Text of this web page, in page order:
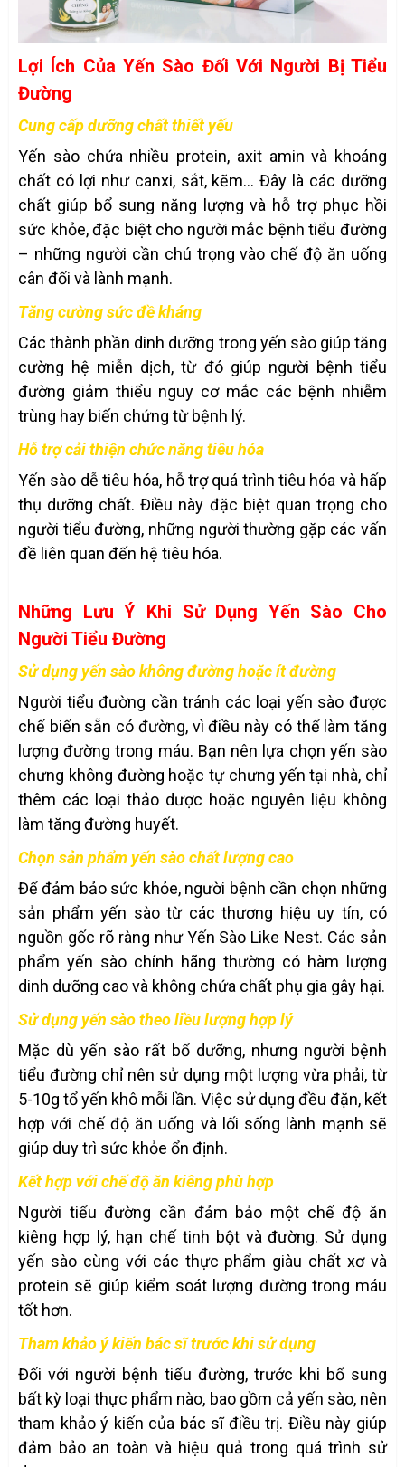
Lợi Ích Của Yến Sào Đối Với Người Bị Tiểu
Đường
Cung cấp dưỡng chất thiết yếu
Yến sào chứa nhiều protein, axit amin và khoáng
chất có lợi như canxi, sắt, kẽm... Đây là các dưỡng
chất giúp bổ sung năng lượng và hỗ trợ phục hồi
sức khỏe, đặc biệt cho người mắc bệnh tiểu đường
– những người cần chú trọng vào chế độ ăn uống
cân đối và lành mạnh.
Tăng cường sức đề kháng
Các thành phần dinh dưỡng trong yến sào giúp tăng
cường hệ miễn dịch, từ đó giúp người bệnh tiểu
đường giảm thiểu nguy cơ mắc các bệnh nhiễm
trùng hay biến chứng từ bệnh lý.
Hỗ trợ cải thiện chức năng tiêu hóa
Yến sào dễ tiêu hóa, hỗ trợ quá trình tiêu hóa và hấp
thụ dưỡng chất. Điều này đặc biệt quan trọng cho
người tiểu đường, những người thường gặp các vấn
đề liên quan đến hệ tiêu hóa.
Những Lưu Ý Khi Sử Dụng Yến Sào Cho
Người Tiểu Đường
Sử dụng yến sào không đường hoặc ít đường
Người tiểu đường cần tránh các loại yến sào được
chế biến sẵn có đường, vì điều này có thể làm tăng
lượng đường trong máu. Bạn nên lựa chọn yến sào
chưng không đường hoặc tự chưng yến tại nhà, chỉ
thêm các loại thảo dược hoặc nguyên liệu không
làm tăng đường huyết.
Chọn sản phẩm yến sào chất lượng cao
Để đảm bảo sức khỏe, người bệnh cần chọn những
sản phẩm yến sào từ các thương hiệu uy tín, có
nguồn gốc rõ ràng như Yến Sào Like Nest. Các sản
phẩm yến sào chính hãng thường có hàm lượng
dinh dưỡng cao và không chứa chất phụ gia gây hại.
Sử dụng yến sào theo liều lượng hợp lý
Mặc dù yến sào rất bổ dưỡng, nhưng người bệnh
tiểu đường chỉ nên sử dụng một lượng vừa phải, từ
5-10g tổ yến khô mỗi lần. Việc sử dụng đều đặn, kết
hợp với chế độ ăn uống và lối sống lành mạnh sẽ
giúp duy trì sức khỏe ổn định.
Kết hợp với chế độ ăn kiêng phù hợp
Người tiểu đường cần đảm bảo một chế độ ăn
kiêng hợp lý, hạn chế tinh bột và đường. Sử dụng
yến sào cùng với các thực phẩm giàu chất xơ và
protein sẽ giúp kiểm soát lượng đường trong máu
tốt hơn.
Tham khảo ý kiến bác sĩ trước khi sử dụng
Đối với người bệnh tiểu đường, trước khi bổ sung
bất kỳ loại thực phẩm nào, bao gồm cả yến sào, nên
tham khảo ý kiến của bác sĩ điều trị. Điều này giúp
đảm bảo an toàn và hiệu quả trong quá trình sử